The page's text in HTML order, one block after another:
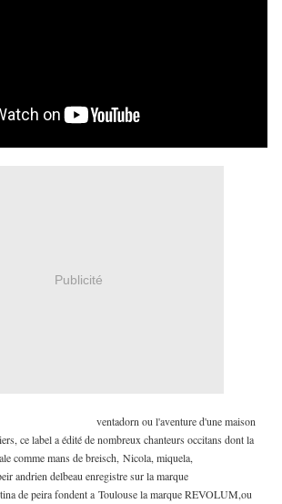
Publicité
ventadorn ou l'aventure d'une maison
ce label a édité de nombreux chanteurs occitans dont la
comme mans de breisch, Nicola, miquela,
andrien delbeau enregistre sur la marque
de peira fondent a Toulouse la marque REVOLUM,ou